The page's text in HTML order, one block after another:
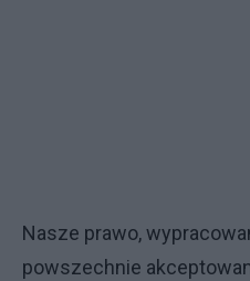
Nasze prawo,
powszechnie